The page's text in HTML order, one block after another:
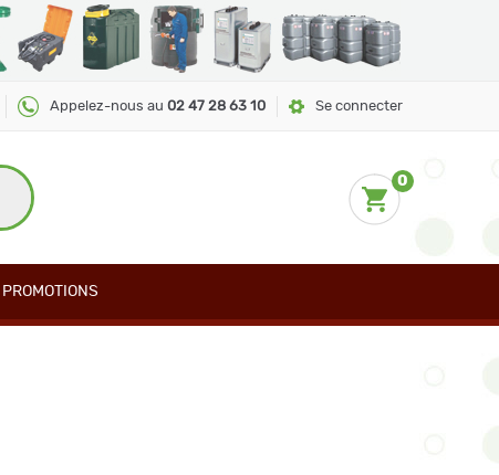
Appelez-nous au 02 47 28 63 10 Se connecter
0
PROMOTIONS